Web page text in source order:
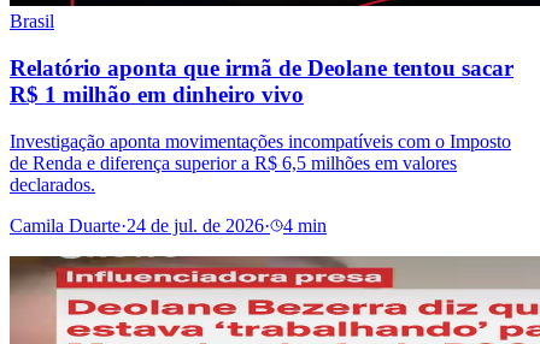
Brasil
Relatório aponta que irmã de Deolane tentou sacar
R$ 1 milhão em dinheiro vivo
Investigação aponta movimentações incompatíveis com o Imposto
de Renda e diferença superior a R$ 6,5 milhões em valores
declarados.
Camila Duarte·24 de jul. de 2026· 4 min